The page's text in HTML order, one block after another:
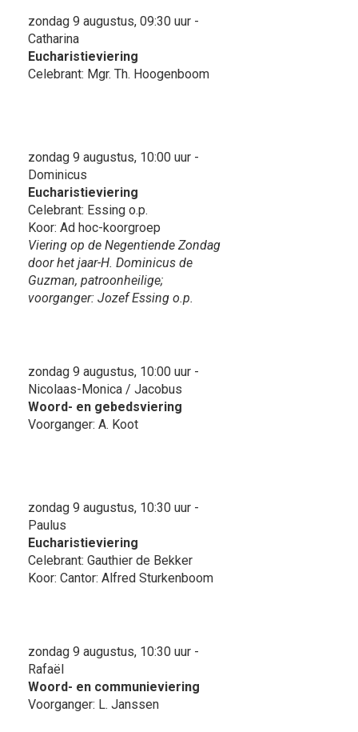
zondag 9 augustus, 09:30 uur -
Catharina
Eucharistieviering
Celebrant: Mgr. Th. Hoogenboom
zondag 9 augustus, 10:00 uur -
Dominicus
Eucharistieviering
Celebrant: Essing o.p.
Koor: Ad hoc-koorgroep
Viering op de Negentiende Zondag
door het jaar-H. Dominicus de
Guzman, patroonheilige;
voorganger: Jozef Essing o.p.
zondag 9 augustus, 10:00 uur -
Nicolaas-Monica / Jacobus
Woord- en gebedsviering
Voorganger: A. Koot
zondag 9 augustus, 10:30 uur -
Paulus
Eucharistieviering
Celebrant: Gauthier de Bekker
Koor: Cantor: Alfred Sturkenboom
zondag 9 augustus, 10:30 uur -
Rafaël
Woord- en communieviering
Voorganger: L. Janssen